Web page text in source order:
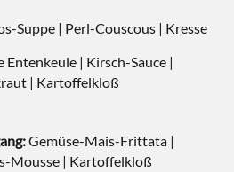
Suppe | Perl-Couscous | Kresse
Entenkeule | Kirsch-Sauce |
| Kartoffelkloß
Gemüse-Mais-Frittata |
Mousse | Kartoffelkloß